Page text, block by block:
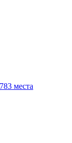
783 места